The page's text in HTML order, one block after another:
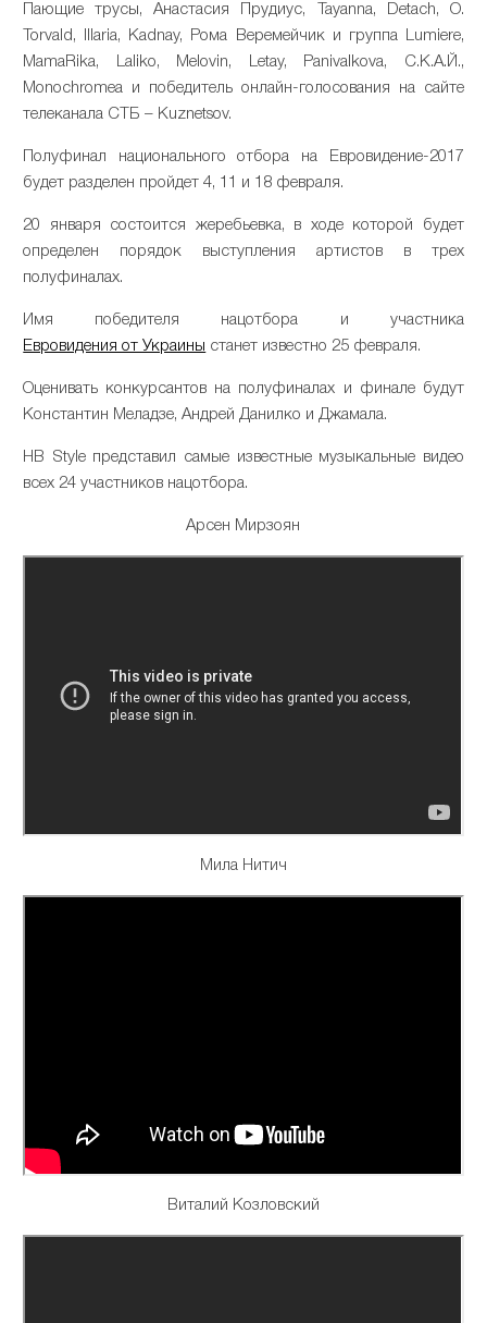
Пающие трусы, Анастасия Прудиус, Tayanna, Detach, O.
Torvald, Illaria, Kadnay, Рома Веремейчик и группа Lumiere,
MamaRika, Laliko, Melovin, Letay, Panivalkova, С.К.А.Й.,
Monochromea и победитель онлайн-голосования на сайте
телеканала СТБ – Kuznetsov.
Полуфинал национального отбора на Евровидение-2017
будет разделен пройдет 4, 11 и 18 февраля.
20 января состоится жеребьевка, в ходе которой будет
определен порядок выступления артистов в трех
полуфиналах.
Имя победителя нацотбора и участника
Евровидения от Украины станет известно 25 февраля.
Оценивать конкурсантов на полуфиналах и финале будут
Константин Меладзе, Андрей Данилко и Джамала.
НВ Style представил самые известные музыкальные видео
всех 24 участников нацотбора.
Арсен Мирзоян
Мила Нитич
Виталий Козловский